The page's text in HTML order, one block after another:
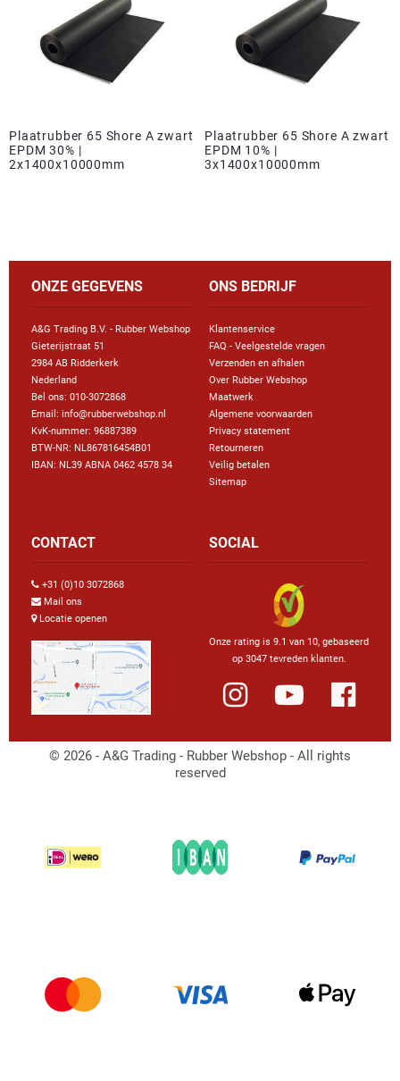
Plaatrubber 65 Shore A zwart
EPDM 30% |
2x1400x10000mm
Plaatrubber 65 Shore A zwart
EPDM 10% |
3x1400x10000mm
ONZE GEGEVENS
A&G Trading B.V. - Rubber Webshop
Gieterijstraat 51
2984 AB Ridderkerk
Nederland
Bel ons: 010-3072868
Email: info@rubberwebshop.nl
KvK-nummer: 96887389
BTW-NR: NL867816454B01
IBAN: NL39 ABNA 0462 4578 34
ONS BEDRIJF
Klantenservice
FAQ - Veelgestelde vragen
Verzenden en afhalen
Over Rubber Webshop
Maatwerk
Algemene voorwaarden
Privacy statement
Retourneren
Veilig betalen
Sitemap
CONTACT
+31 (0)10 3072868
Mail ons
Locatie openen
SOCIAL
Onze rating is 9.1 van 10, gebaseerd
op 3047 tevreden klanten.
© 2026 - A&G Trading - Rubber Webshop - All rights
reserved